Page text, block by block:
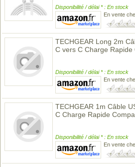
Disponibilité / délai * : En stock
En vente
TECHGEAR Long 2m
C vers C Charge
Disponibilité / délai * : En stock
En vente
TECHGEAR 1m Câble
C Charge Rapide
Disponibilité / délai * : En stock
En vente